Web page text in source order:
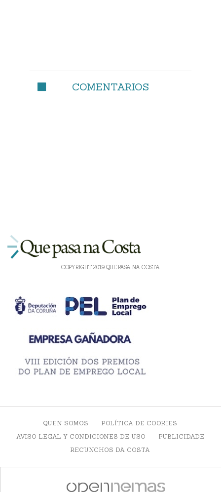
COMENTARIOS
COPYRIGHT 2019 QUE PASA NA COSTA
QUEN SOMOS
POLÍTICA DE COOKIES
AVISO LEGAL Y CONDICIONES DE USO
PUBLICIDADE
RECUNCHOS DA COSTA